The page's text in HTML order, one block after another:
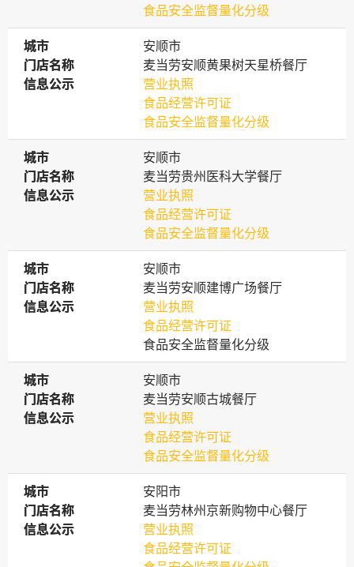
食品安全监督量化分级
城市
城市
安顺市
门店名称
门店名称
麦当劳安顺黄果树天星桥餐厅
信息公示
信息公示
营业执照
食品经营许可证
食品安全监督量化分级
城市
城市
安顺市
门店名称
门店名称
麦当劳贵州医科大学餐厅
信息公示
信息公示
营业执照
食品经营许可证
食品安全监督量化分级
城市
城市
安顺市
门店名称
门店名称
麦当劳安顺建博广场餐厅
信息公示
信息公示
营业执照
食品经营许可证
食品安全监督量化分级
城市
城市
安顺市
门店名称
门店名称
麦当劳安顺古城餐厅
信息公示
信息公示
营业执照
食品经营许可证
食品安全监督量化分级
城市
城市
安阳市
门店名称
门店名称
麦当劳林州京新购物中心餐厅
信息公示
信息公示
营业执照
食品经营许可证